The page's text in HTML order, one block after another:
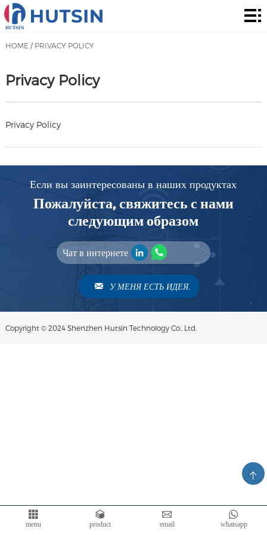
Главная
страница
Продукты
Сообщение
контакты
HOME / PRIVACY POLICY
Privacy Policy
Privacy Policy
Если вы заинтересованы в наших продуктах
Пожалуйста, свяжитесь с нами
следующим образом
Чат в интернете
У МЕНЯ ЕСТЬ ИДЕЯ.
Copyright © 2024 Shenzhen Hutsin Technology Co., Ltd.
menu product email whatsapp